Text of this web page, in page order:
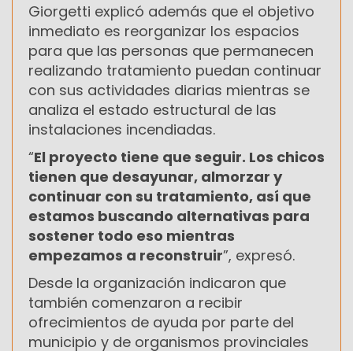
Giorgetti explicó además que el objetivo
inmediato es reorganizar los espacios
para que las personas que permanecen
realizando tratamiento puedan continuar
con sus actividades diarias mientras se
analiza el estado estructural de las
instalaciones incendiadas.
“El proyecto tiene que seguir. Los chicos
tienen que desayunar, almorzar y
continuar con su tratamiento, así que
estamos buscando alternativas para
sostener todo eso mientras
empezamos a reconstruir”, expresó.
Desde la organización indicaron que
también comenzaron a recibir
ofrecimientos de ayuda por parte del
municipio y de organismos provinciales